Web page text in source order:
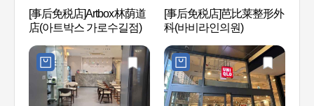
[事后免税店]Artbox林荫道
店(아트박스 가로수길점)
[事后免税店]芭比莱整形外
科(바비라인의원)